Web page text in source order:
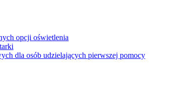
opcji oświetlenia
dla osób udzielających pierwszej pomocy